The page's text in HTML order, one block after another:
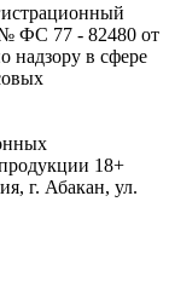
ФС 77 - 82480 от
надзору в сфере
18+
г. Абакан, ул.